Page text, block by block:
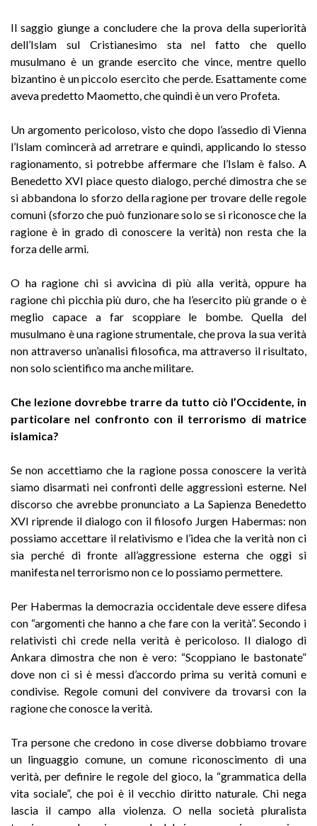
Il saggio giunge a concludere che la prova della superiorità
dell’Islam sul Cristianesimo sta nel fatto che quello
musulmano è un grande esercito che vince, mentre quello
bizantino è un piccolo esercito che perde. Esattamente come
aveva predetto Maometto, che quindi è un vero Profeta.
Un argomento pericoloso, visto che dopo l’assedio di Vienna
l’Islam comincerà ad arretrare e quindi, applicando lo stesso
ragionamento, si potrebbe affermare che l’Islam è falso. A
Benedetto XVI piace questo dialogo, perché dimostra che se
si abbandona lo sforzo della ragione per trovare delle regole
comuni (sforzo che può funzionare solo se si riconosce che la
ragione è in grado di conoscere la verità) non resta che la
forza delle armi.
O ha ragione chi si avvicina di più alla verità, oppure ha
ragione chi picchia più duro, che ha l’esercito più grande o è
meglio capace a far scoppiare le bombe. Quella del
musulmano è una ragione strumentale, che prova la sua verità
non attraverso un’analisi filosofica, ma attraverso il risultato,
non solo scientifico ma anche militare.
Che lezione dovrebbe trarre da tutto ciò l’Occidente, in
particolare nel confronto con il terrorismo di matrice
islamica?
Se non accettiamo che la ragione possa conoscere la verità
siamo disarmati nei confronti delle aggressioni esterne. Nel
discorso che avrebbe pronunciato a La Sapienza Benedetto
XVI riprende il dialogo con il filosofo Jurgen Habermas: non
possiamo accettare il relativismo e l’idea che la verità non ci
sia perché di fronte all’aggressione esterna che oggi si
manifesta nel terrorismo non ce lo possiamo permettere.
Per Habermas la democrazia occidentale deve essere difesa
con “argomenti che hanno a che fare con la verità”. Secondo i
relativisti chi crede nella verità è pericoloso. Il dialogo di
Ankara dimostra che non è vero: “Scoppiano le bastonate”
dove non ci si è messi d’accordo prima su verità comuni e
condivise. Regole comuni del convivere da trovarsi con la
ragione che conosce la verità.
Tra persone che credono in cose diverse dobbiamo trovare
un linguaggio comune, un comune riconoscimento di una
verità, per definire le regole del gioco, la “grammatica della
vita sociale”, che poi è il vecchio diritto naturale. Chi nega
lascia il campo alla violenza. O nella società pluralista